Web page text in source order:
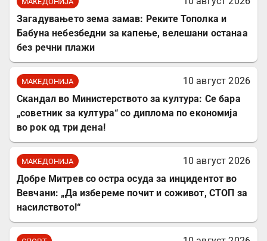
Загадувањето зема замав: Реките Тополка и
Бабуна небезбедни за капење, велешани останаа
без речни плажи
МАКЕДОНИЈА
10 август 2026
Скандал во Министерството за култура: Се бара
„советник за култура“ со диплома по економија
во рок од три дена!
МАКЕДОНИЈА
10 август 2026
Добре Митрев со остра осуда за инцидентот во
Вевчани: „Да избереме почит и соживот, СТОП за
насилството!“